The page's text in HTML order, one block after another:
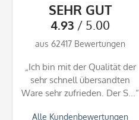
SEHR GUT
4.93 / 5.00
aus 62417 Bewertungen
Alle Kundenbewertungen
„Ich bin mit der Qualität der
sehr schnell übersandten
Ware sehr zufrieden. Der S...“